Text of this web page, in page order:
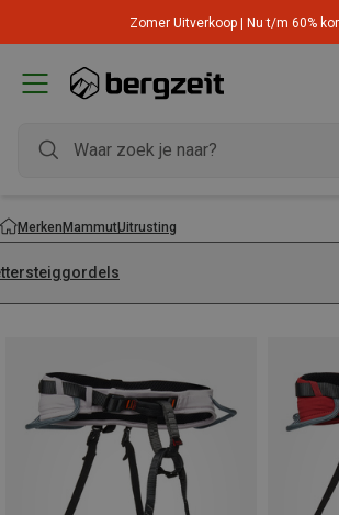
Zomer Uitverkoop | Nu t/m 60%
MerkenMammutUitrusting